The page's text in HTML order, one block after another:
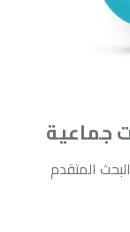
جماعية
المتقدم